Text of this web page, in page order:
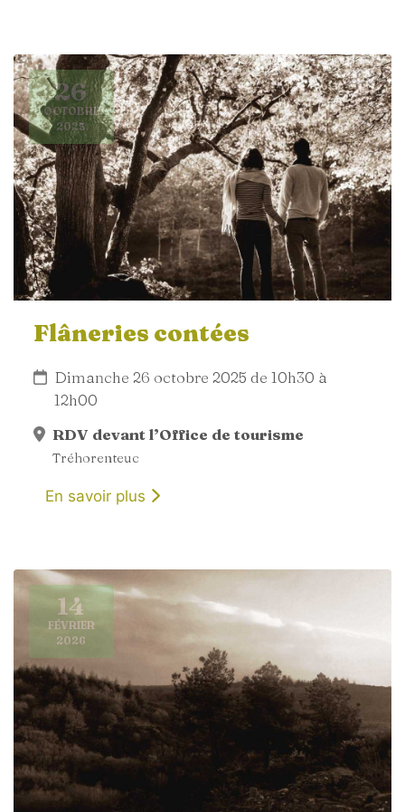
26
OCTOBRE
2025
Flâneries contées
Dimanche 26 octobre 2025 de 10h30 à
12h00
RDV devant l’Office de tourisme
Tréhorenteuc
En savoir plus
14
FÉVRIER
2026